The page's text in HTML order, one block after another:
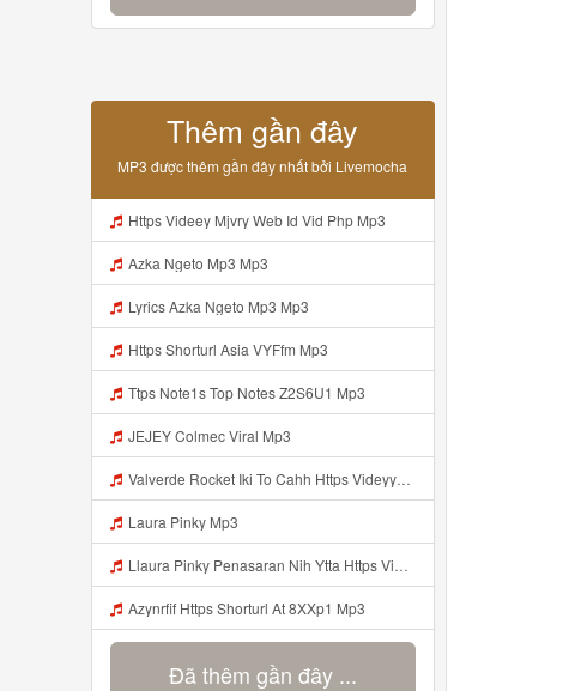
Thêm gần đây
MP3 được thêm gần đây nhất bởi Livemocha
Https Videey Mjvry Web Id Vid Php Mp3
Azka Ngeto Mp3 Mp3
Lyrics Azka Ngeto Mp3 Mp3
Https Shorturl Asia VYFfm Mp3
Ttps Note1s Top Notes Z2S6U1 Mp3
JEJEY Colmec Viral Mp3
Valverde Rocket Iki To Cahh Https Videyyp Mjvry Web Id ᅠ ᅠ ᅠ ᅠ ᅠ ᅠ ᅠ ᅠ ᅠ ᅠ ᅠ ᅠ ᅠ ᅠ ᅠ ᅠ ᅠ ᅠ ᅠ ᅠ Ok ᅠ ᅠ ᅠ ᅠ ᅠ ᅠ ᅠ ᅠ ᅠ ᅠ ᅠ ᅠ ᅠ ᅠ ᅠ ᅠ ᅠ ᅠ ᅠ ᅠ ᅠ ᅠ ᅠ ᅠ ᅠ ᅠ ᅠ ᅠ ᅠ ᅠ ᅠ ᅠ ᅠ ᅠ ᅠ ᅠ ᅠ ᅠ ᅠ ᅠ Mp3
Laura Pinky Mp3
Llaura Pinky Penasaran Nih Ytta Https Videyyl Mdfro Web Id Mp3
Azynrfif Https Shorturl At 8XXp1 Mp3
Đã thêm gần đây ...